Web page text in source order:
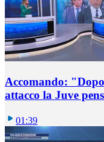
Accomando:
attacco la Juve
01:39